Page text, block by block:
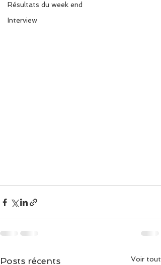
Résultats du week end
Interview
Posts récents Voir tout